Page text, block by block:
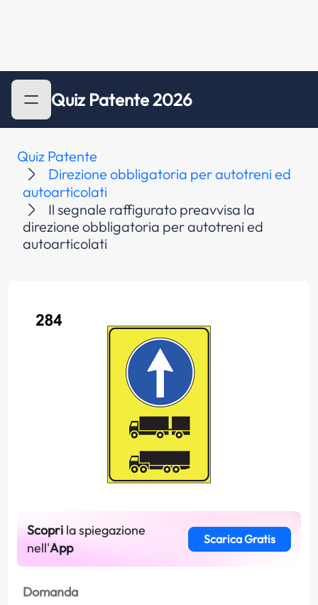
Quiz Patente 2026
Quiz Patente
Direzione obbligatoria per autotreni ed
autoarticolati
Il segnale raffigurato preavvisa la
direzione obbligatoria per autotreni ed
autoarticolati
Scopri la spiegazione
nell'App
Scarica Gratis
Domanda